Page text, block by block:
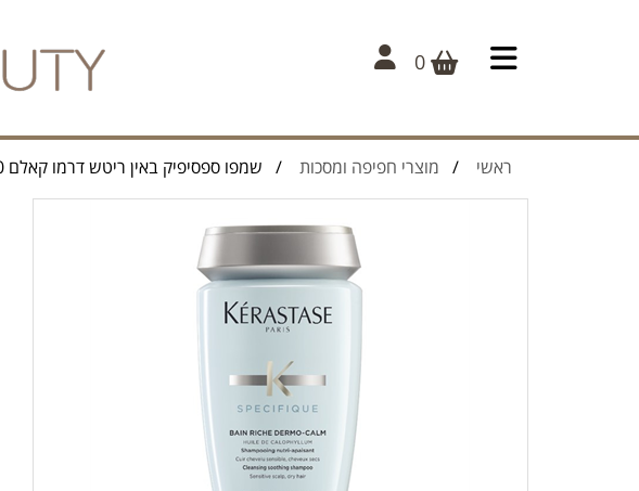
0
ראשי / מוצרי חפיפה ומסכות / שמפו ספסיפיק באין ריטש דרמו קאלם 250 מל